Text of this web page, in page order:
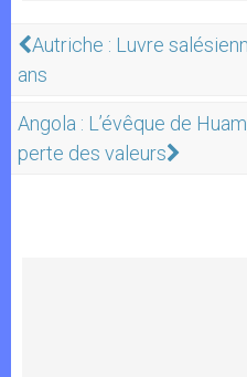
Autriche : Luvre
ans
Angola : L’évêque de
perte des valeurs